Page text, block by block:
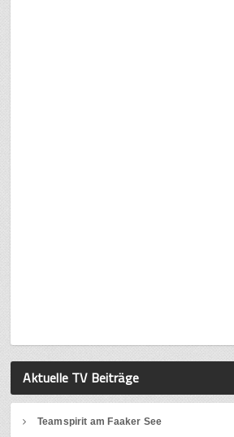
Aktuelle TV Beiträge
Teamspirit am Faaker See